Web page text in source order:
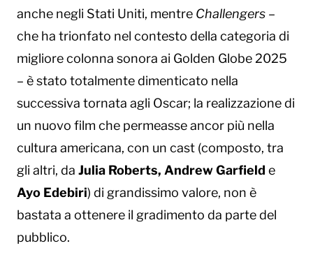
anche negli Stati Uniti, mentre Challengers –
che ha trionfato nel contesto della categoria di
migliore colonna sonora ai Golden Globe 2025
– è stato totalmente dimenticato nella
successiva tornata agli Oscar; la realizzazione di
un nuovo film che permeasse ancor più nella
cultura americana, con un cast (composto, tra
gli altri, da Julia Roberts, Andrew Garfield e
Ayo Edebiri) di grandissimo valore, non è
bastata a ottenere il gradimento da parte del
pubblico.